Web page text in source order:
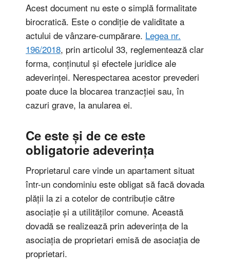
Acest document nu este o simplă formalitate
birocratică. Este o condiție de validitate a
actului de vânzare-cumpărare. Legea nr.
196/2018, prin articolul 33, reglementează clar
forma, conținutul și efectele juridice ale
adeverinței. Nerespectarea acestor prevederi
poate duce la blocarea tranzacției sau, în
cazuri grave, la anularea ei.
Ce este și de ce este
obligatorie adeverința
Proprietarul care vinde un apartament situat
într-un condominiu este obligat să facă dovada
plății la zi a cotelor de contribuție către
asociație și a utilităților comune. Această
dovadă se realizează prin adeverința de la
asociația de proprietari emisă de asociația de
proprietari.